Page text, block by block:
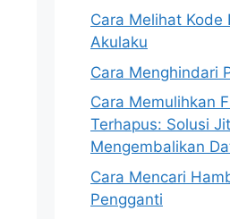
Cara Melihat Kode
Akulaku
Cara Menghindari
Cara Memulihkan
Terhapus: Solusi
Mengembalikan
Cara Mencari
Pengganti